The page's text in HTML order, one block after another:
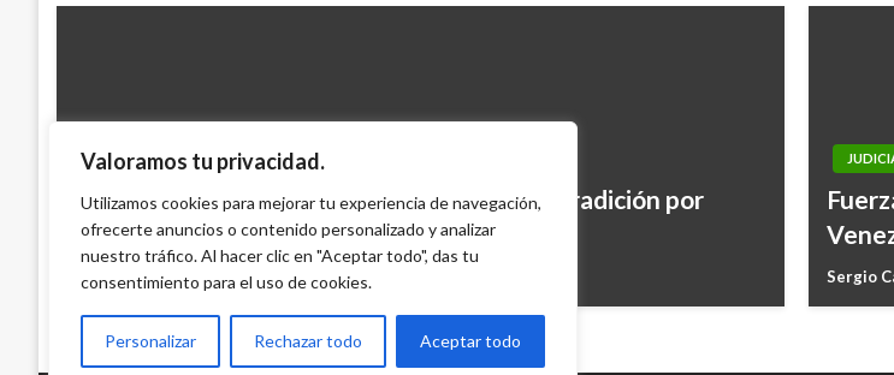
Valoramos tu privacidad.
Utilizamos cookies para mejorar tu experiencia de navegación,
ofrecerte anuncios o contenido personalizado y analizar
nuestro tráfico. Al hacer clic en "Aceptar todo", das tu
consentimiento para el uso de cookies.
Personalizar Rechazar todo Aceptar todo
JUDICIAL
Capturado narcotraficante solicitado en extradición por
Honduras
Iván Briceño sábado febrero 1, 2014 Sergio